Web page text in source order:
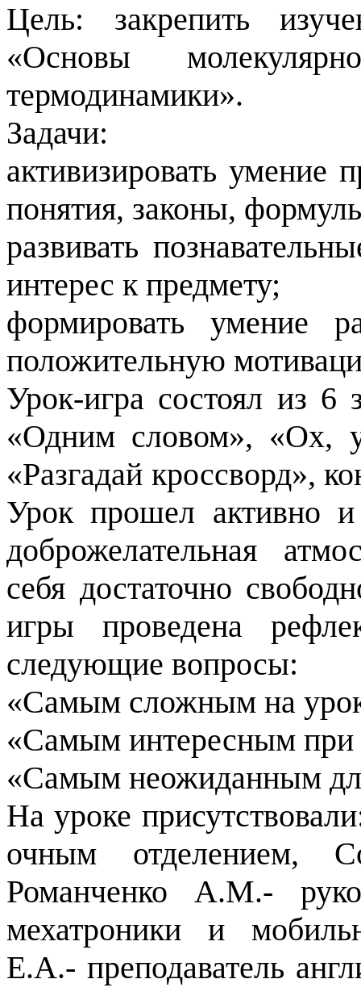
Цель: закрепить
«Основы
термодинамики».
Задачи:
активизировать умение
понятия, законы,
развивать
интерес к предмету;
формировать умение
положительную
Урок-игра состоял из 6
«Одним словом», «Ох,
«Разгадай кроссворд»,
Урок прошел активно
доброжелательная
себя достаточно
игры проведена
следующие вопросы:
«Самым сложным на
«Самым интересным
«Самым неожиданным
На уроке
очным отделением,
Романченко А.М.-
мехатроники и
Е.А.- преподаватель